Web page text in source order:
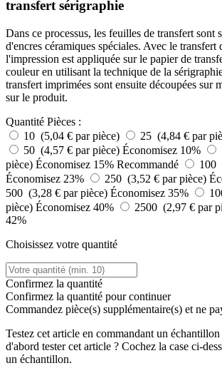
transfert sérigraphie
Dans ce processus, les feuilles de transfert sont
d'encres céramiques spéciales. Avec le transfert
l'impression est appliquée sur le papier de
couleur en utilisant la technique de la
transfert imprimées sont ensuite découpées sur
sur le produit.
Quantité Pièces :
10 (5,04 € par pièce)
25 (4,84 € par
50 (4,57 € par pièce) Économisez 10%
pièce) Économisez 15% Recommandé
100
Économisez 23%
250 (3,52 € par pièce)
500 (3,28 € par pièce) Économisez 35%
pièce) Économisez 40% 2500 (2,97 € par
42%
Choisissez votre quantité
Confirmez la quantité
Confirmez la quantité pour continuer
Commandez pièce(s) supplémentaire(s) et ne
Testez cet article en commandant un échantillon
d'abord tester cet article ? Cochez la case ci-
un échantillon.